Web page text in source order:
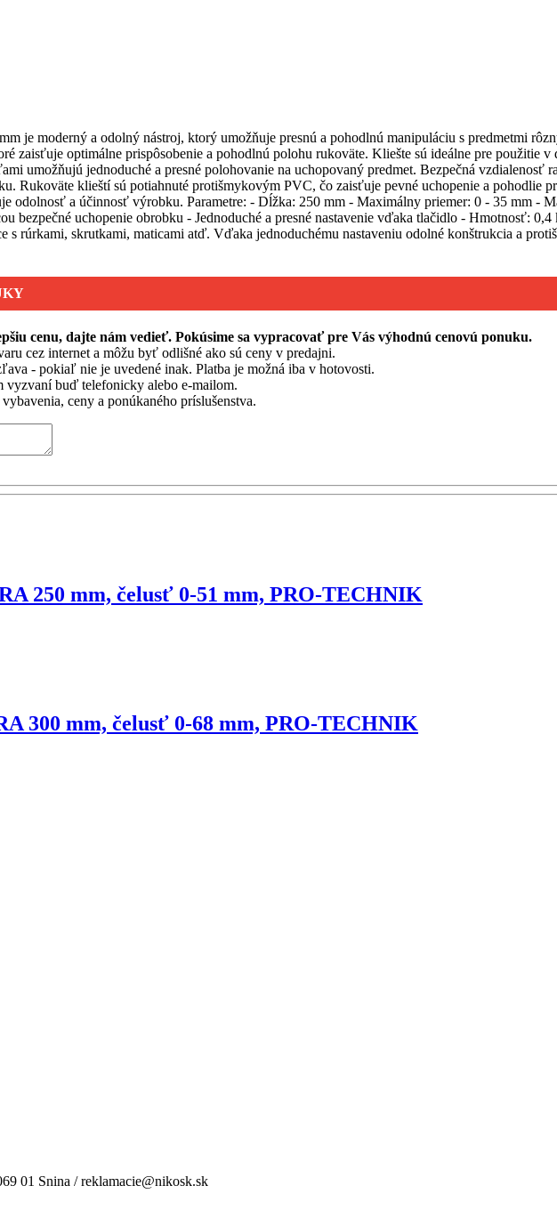
je moderný a odolný nástroj, ktorý umožňuje presnú a pohodlnú manipuláciu s predmetmi
zaisťuje optimálne prispôsobenie a pohodlnú polohu rukoväte. Kliešte sú ideálne pre použitie
umožňujú jednoduché a presné polohovanie na uchopovaný predmet. Bezpečná vzdialenosť
Rukoväte klieští sú potiahnuté protišmykovým PVC, čo zaisťuje pevné uchopenie a
odolnosť a účinnosť výrobku. Parametre: - Dĺžka: 250 mm - Maximálny priemer: 0 - 35 mm -
bezpečné uchopenie obrobku - Jednoduché a presné nastavenie vďaka tlačidlo - Hmotnosť:
s rúrkami, skrutkami, maticami atď. Vďaka jednoduchému nastaveniu odolné konštrukcia a
cenu, dajte nám vedieť. Pokúsime sa vypracovať pre Vás výhodnú cenovú ponuku.
cez internet a môžu byť odlišné ako sú ceny v predajni.
- pokiaľ nie je uvedené inak. Platba je možná iba v hotovosti.
vyzvaní buď telefonicky alebo e-mailom.
ceny a ponúkaného príslušenstva.
250 mm, čelusť 0-51 mm, PRO-TECHNIK
300 mm, čelusť 0-68 mm, PRO-TECHNIK
01 Snina / reklamacie@nikosk.sk